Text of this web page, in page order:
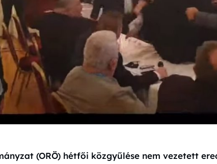
(ORÖ) hétfői közgyűlése nem vezetett